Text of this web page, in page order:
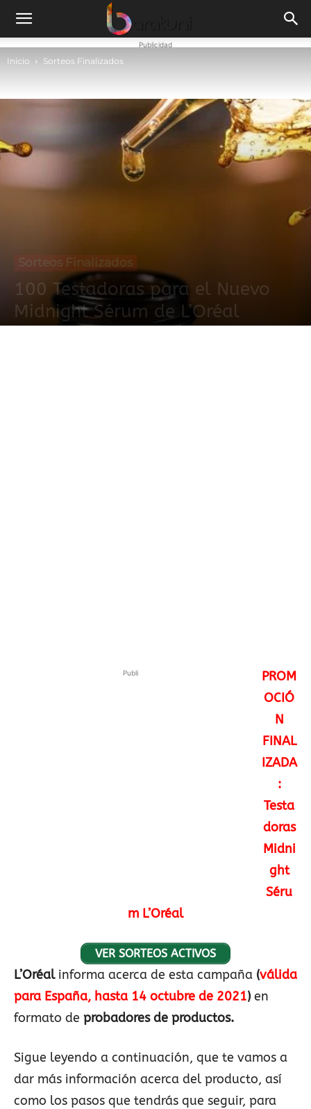
Publicidad
Inicio Sorteos Finalizados
Sorteos Finalizados
100 Testadoras para el Nuevo
Midnight Sérum de L’Oréal
Publi
PROM
OCIÓ
N
FINAL
IZADA
:
Testa
doras
Midni
ght
Séru
m L’Oréal
VER SORTEOS ACTIVOS
L’Oréalinforma acerca de esta campaña (válida
para España, hasta 14 octubre de 2021) en
formato de probadores de productos.
Sigue leyendo a continuación, que te vamos a
dar más información acerca del producto, así
como los pasos que tendrás que seguir, para